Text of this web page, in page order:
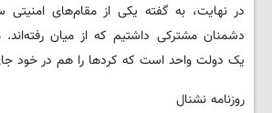
در نهایت، به گفته یکی از مقام‌های امنیتی
دشمنان مشترکی داشتیم که از میان
یک دولت واحد است که کردها را هم در خود
روزنامه نشنال